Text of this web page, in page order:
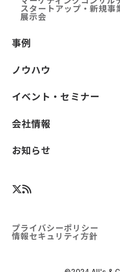
スタートアップ・新規事
展示会
事例
ノウハウ
イベント・セミナー
会社情報
お知らせ
プライバシーポリシー
情報セキュリティ方針